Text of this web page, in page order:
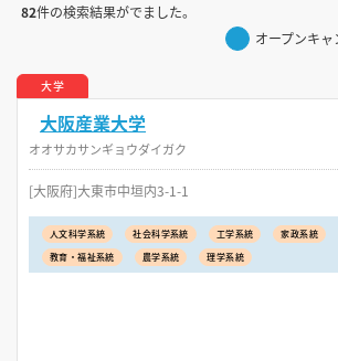
82件の検索結果がでました。
オープンキ
大学
大阪産業大学
オオサカサンギョウダイガク
[大阪府]大東市中垣内3-1-1
人文科学系統 社会科学系統 工学系統 家政系統
教育・福祉系統
農学系統 理学系統